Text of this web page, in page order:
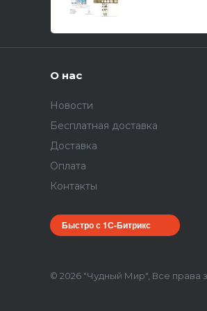
О нас
Новости
Бесплатная доставка
Доставка
Оплата
Контакты
Быстро с 1С-Битрикс
© 2026 "Чудный Мир", Все права